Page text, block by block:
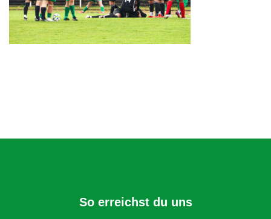
So erreichst du uns